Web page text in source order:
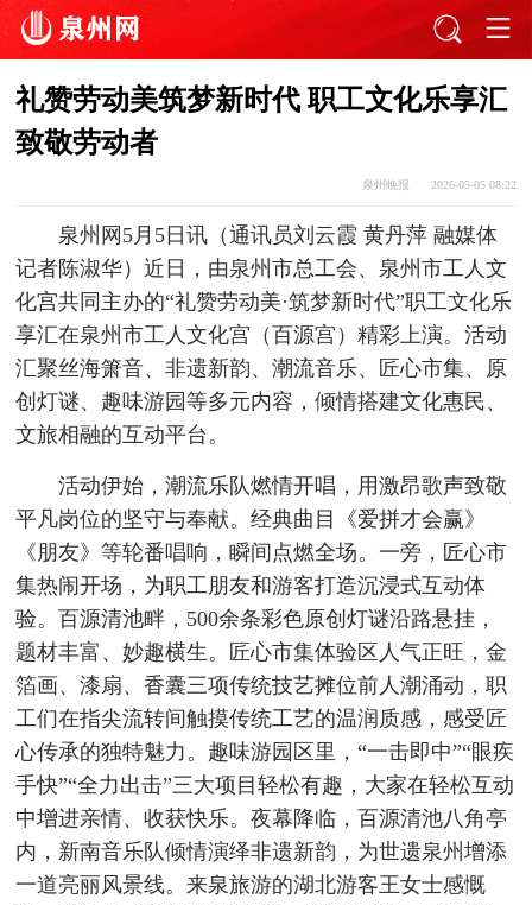
礼赞劳动美筑梦新时代 职工文化乐享汇
致敬劳动者
泉州晚报 2026-05-05 08:22
泉州网5月5日讯（通讯员刘云霞 黄丹萍 融媒体
记者陈淑华）近日，由泉州市总工会、泉州市工人文
化宫共同主办的“礼赞劳动美·筑梦新时代”职工文化乐
享汇在泉州市工人文化宫（百源宫）精彩上演。活动
汇聚丝海箫音、非遗新韵、潮流音乐、匠心市集、原
创灯谜、趣味游园等多元内容，倾情搭建文化惠民、
文旅相融的互动平台。
活动伊始，潮流乐队燃情开唱，用激昂歌声致敬
平凡岗位的坚守与奉献。经典曲目《爱拼才会赢》
《朋友》等轮番唱响，瞬间点燃全场。一旁，匠心市
集热闹开场，为职工朋友和游客打造沉浸式互动体
验。百源清池畔，500余条彩色原创灯谜沿路悬挂，
题材丰富、妙趣横生。匠心市集体验区人气正旺，金
箔画、漆扇、香囊三项传统技艺摊位前人潮涌动，职
工们在指尖流转间触摸传统工艺的温润质感，感受匠
心传承的独特魅力。趣味游园区里，“一击即中”“眼疾
手快”“全力出击”三大项目轻松有趣，大家在轻松互动
中增进亲情、收获快乐。夜幕降临，百源清池八角亭
内，新南音乐队倾情演绎非遗新韵，为世遗泉州增添
一道亮丽风景线。来泉旅游的湖北游客王女士感慨